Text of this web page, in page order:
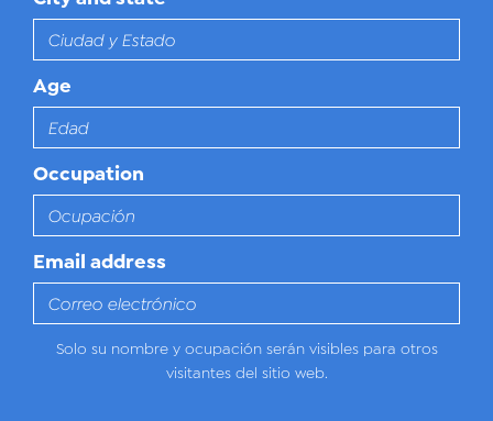
Age
Occupation
Email address
Solo su nombre y ocupación serán visibles para otros
visitantes del sitio web.